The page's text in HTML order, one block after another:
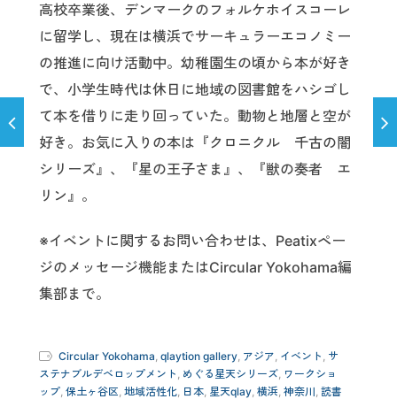
高校卒業後、デンマークのフォルケホイスコーレ
に留学し、現在は横浜でサーキュラーエコノミー
の推進に向け活動中。幼稚園生の頃から本が好き
で、小学生時代は休日に地域の図書館をハシゴし
て本を借りに走り回っていた。動物と地層と空が
好き。お気に入りの本は『クロニクル 千古の闇
シリーズ』、『星の王子さま』、『獣の奏者 エ
リン』。
※イベントに関するお問い合わせは、Peatixペー
ジのメッセージ機能またはCircular Yokohama編
集部まで。
Circular Yokohama qlaytion gallery アジア イベント サ
ステナブルデベロップメント めぐる星天シリーズ ワークショ
ップ 保土ヶ谷区 地域活性化 日本 星天qlay 横浜 神奈川 読書